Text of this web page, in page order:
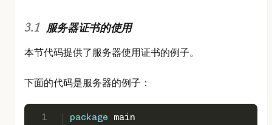
服务器证书的使用
本节代码提供了服务器使用证书的例子。
下面的代码是服务器的例子：
1
package main